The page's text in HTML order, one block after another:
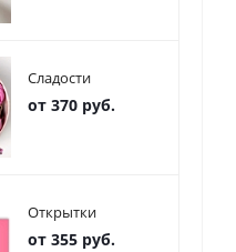
Сладости
от 370 руб.
Открытки
от 355 руб.